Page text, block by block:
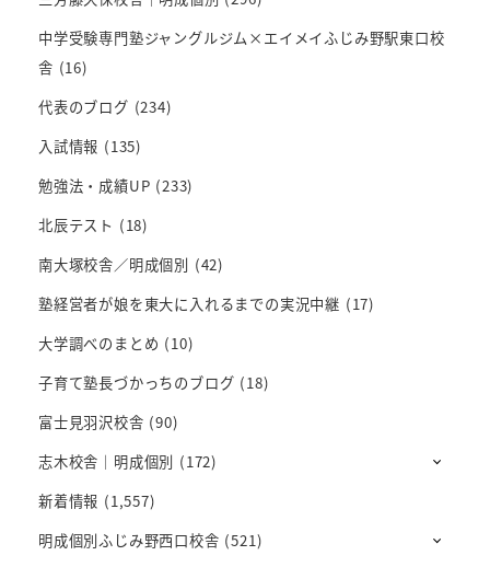
中学受験専門塾ジャングルジム×エイメイふじみ野駅東口校
舎 (16)
代表のブログ (234)
入試情報 (135)
勉強法・成績UP (233)
北辰テスト (18)
南大塚校舎／明成個別 (42)
塾経営者が娘を東大に入れるまでの実況中継 (17)
大学調べのまとめ (10)
子育て塾長づかっちのブログ (18)
富士見羽沢校舎 (90)
志木校舎｜明成個別 (172)
新着情報 (1,557)
明成個別ふじみ野西口校舎 (521)